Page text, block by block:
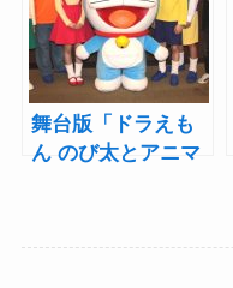
舞台版「ドラえも
ん のび太とアニマ